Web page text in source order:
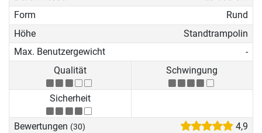
Form
Rund
Höhe
Standtrampolin
Max. Benutzergewicht
-
Qualität
Schwingung
Sicherheit
Bewertungen (30) 4,9